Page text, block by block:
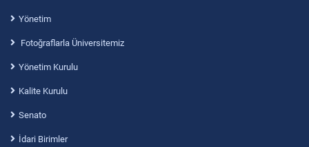
Yönetim
Fotoğraflarla Üniversitemiz
Yönetim Kurulu
Kalite Kurulu
Senato
İdari Birimler